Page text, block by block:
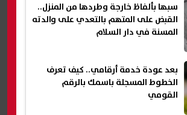
سبها بألفاظ خارجة وطردها من المنزل..
القبض على المتهم بالتعدي على والدته
المسنة في دار السلام
بعد عودة خدمة أرقامي.. كيف تعرف
الخطوط المسجلة باسمك بالرقم
القومي